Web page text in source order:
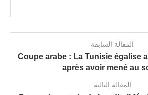
المقالة السابقة
Coupe arabe : La Tunisie égalise
après avoir mené au
المقالة التالية